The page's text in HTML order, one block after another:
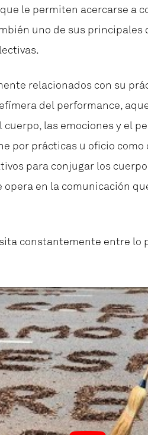
le permiten acercarse a
uno de sus
relacionados con su
del performance,
las emociones y el
por prácticas u oficio
para conjugar los
en la comunicación
constantemente entre lo